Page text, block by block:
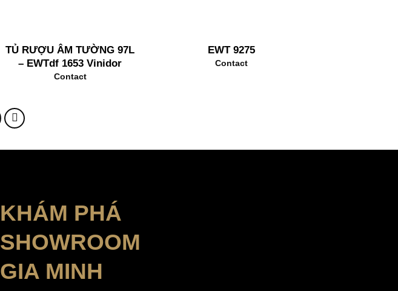
TỦ RƯỢU ÂM TƯỜNG 97L
– EWTdf 1653 Vinidor
Contact
EWT 9275
Contact
KHÁM PHÁ
SHOWROOM
GIA MINH